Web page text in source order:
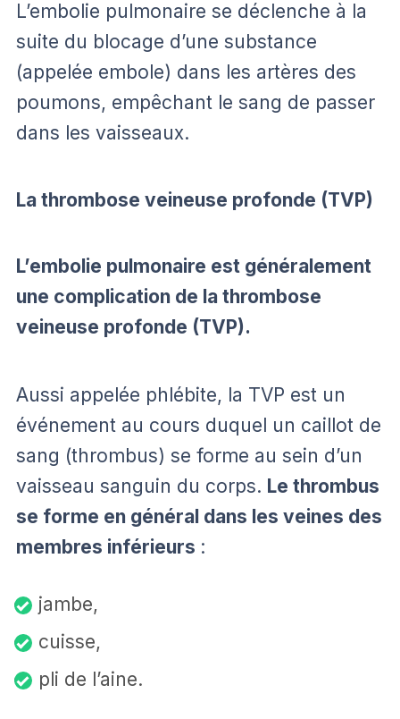
L’embolie pulmonaire se déclenche à la
suite du blocage d’une substance
(appelée embole) dans les artères des
poumons, empêchant le sang de passer
dans les vaisseaux.
La thrombose veineuse profonde (TVP)
L’embolie pulmonaire est généralement
une complication de la thrombose
veineuse profonde (TVP).
Aussi appelée phlébite, la TVP est un
événement au cours duquel un caillot de
sang (thrombus) se forme au sein d’un
vaisseau sanguin du corps. Le thrombus
se forme en général dans les veines des
membres inférieurs :
jambe,
cuisse,
pli de l’aine.